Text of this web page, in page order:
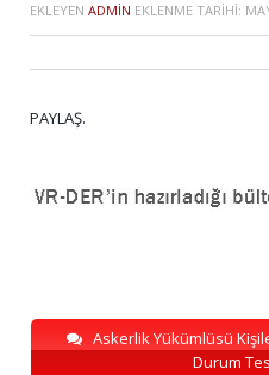
EKLEYEN ADMIN EKLENME TARIHI:
PAYLAŞ.
Askerlik Yükümlüsü
Durum